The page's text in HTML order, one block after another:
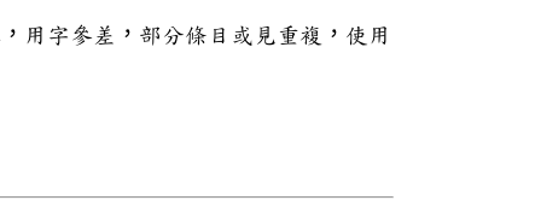
用字參差，部分條目或見重複，使用